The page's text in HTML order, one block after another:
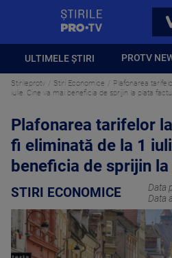
ULTIMELE ȘTIRI PROTV
Stirileprotv Stiri Economice
Plafonarea
iulie. Cine va mai beneficia de sprijin la plata
Plafonarea tarifelor
fi eliminată de la 1
beneficia de sprijin
STIRI ECONOMICE Data
Data